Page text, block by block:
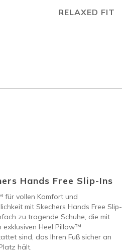
RELAXED FIT
Hands Free Slip-Ins
für vollen Komfort und
mit Skechers Hands Free Slip-
zu tragende Schuhe, die mit
exklusiven Heel Pillow™
sind, das Ihren Fuß sicher an
hält.